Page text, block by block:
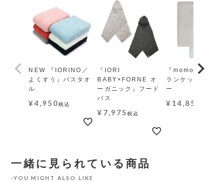
NEW 『IORINO／
よくすう』バスタオ
ル
¥4,950税込
『IORI
BABY×FORNE オ
ーガニック』フード
バス
¥ 7,975税込
『momo-モモ』
ランケット レギ
ー
¥ 14,850
一緒に見られている商品
YOU MIGHT ALSO LIKE